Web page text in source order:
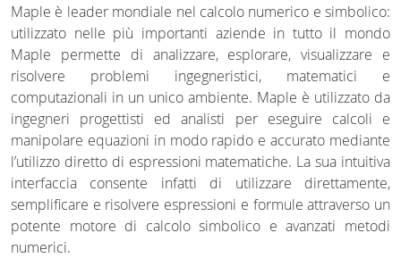
Maple è leader mondiale nel calcolo numerico e simbolico:
utilizzato nelle più importanti aziende in tutto il mondo
Maple permette di analizzare, esplorare, visualizzare e
risolvere problemi ingegneristici, matematici e
computazionali in un unico ambiente. Maple è utilizzato da
ingegneri progettisti ed analisti per eseguire calcoli e
manipolare equazioni in modo rapido e accurato mediante
l’utilizzo diretto di espressioni matematiche. La sua intuitiva
interfaccia consente infatti di utilizzare direttamente,
semplificare e risolvere espressioni e formule attraverso un
potente motore di calcolo simbolico e avanzati metodi
numerici.